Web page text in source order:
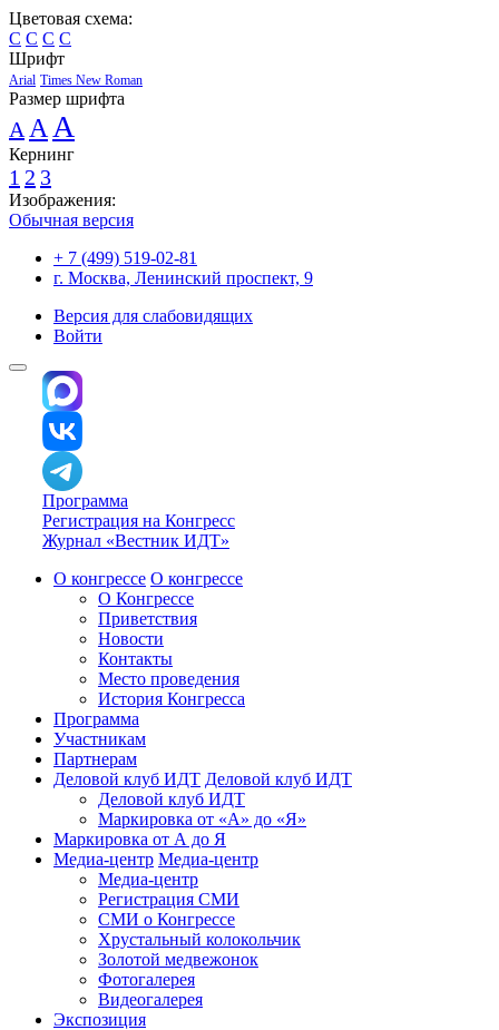
Цветовая схема:
C C C C
Шрифт
Arial Times New Roman
Размер шрифта
A A A
Кернинг
1 2 3
Изображения:
Обычная версия
+ 7 (499) 519-02-81
г. Москва, Ленинский проспект, 9
Версия для слабовидящих
Войти
Программа
Регистрация на Конгресс
Журнал «Вестник ИДТ»
О конгрессе О конгрессе
О Конгрессе
Приветствия
Новости
Контакты
Место проведения
История Конгресса
Программа
Участникам
Партнерам
Деловой клуб ИДТ Деловой клуб ИДТ
Деловой клуб ИДТ
Маркировка от «А» до «Я»
Маркировка от А до Я
Медиа-центр Медиа-центр
Медиа-центр
Регистрация СМИ
СМИ о Конгрессе
Хрустальный колокольчик
Золотой медвежонок
Фотогалерея
Видеогалерея
Экспозиция